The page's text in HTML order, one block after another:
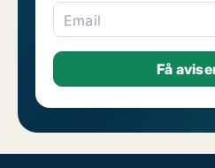
Email